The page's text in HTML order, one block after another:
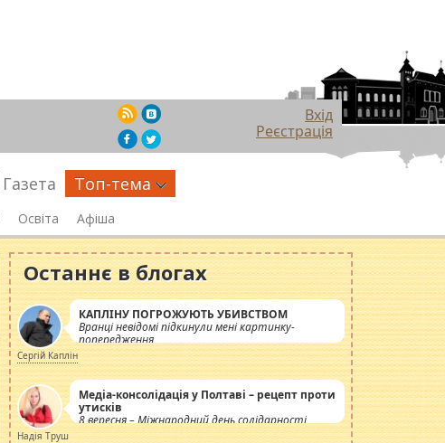
Вхід
Реєстрація
Газета Топ-тема
Освіта Афіша
Останнє в блогах
КАПЛІНУ ПОГРОЖУЮТЬ УБИВСТВОМ
Вранці невідомі підкинули мені картинку-
попередження
Сергій Каплін
Медіа-консолідація у Полтаві – рецепт проти
утисків
8 вересня – Міжнародний день солідарності
журналістів.
Надія Труш